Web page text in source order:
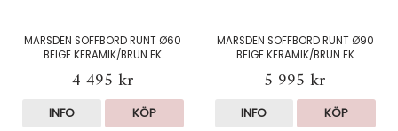
MARSDEN SOFFBORD RUNT Ø60
BEIGE KERAMIK/BRUN EK
4 495 kr
INFO KÖP
MARSDEN SOFFBORD RUNT Ø90
BEIGE KERAMIK/BRUN EK
5 995 kr
INFO KÖP